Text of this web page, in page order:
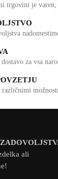
trgovini je varen,
za vsa
različnimi
ali